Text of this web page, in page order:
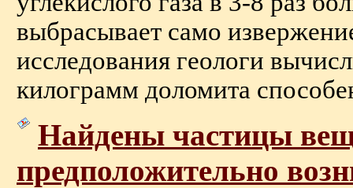
выбрасывает само
исследования геологи
килограмм доломита
Найдены частицы
предположительно